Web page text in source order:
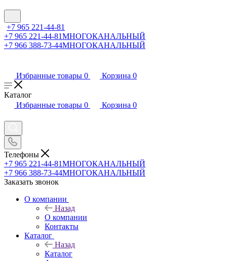
+7 965 221-44-81
+7 965 221-44-81МНОГОКАНАЛЬНЫЙ
+7 966 388-73-44МНОГОКАНАЛЬНЫЙ
Избранные товары 0 Корзина 0
Каталог
Избранные товары 0 Корзина 0
Телефоны
+7 965 221-44-81МНОГОКАНАЛЬНЫЙ
+7 966 388-73-44МНОГОКАНАЛЬНЫЙ
Заказать звонок
О компании
Назад
О компании
Контакты
Каталог
Назад
Каталог